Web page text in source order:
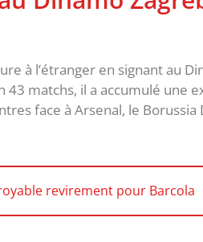
à l’étranger en signant au
matchs, il a accumulé une
face à Arsenal, le
revirement pour Barcola